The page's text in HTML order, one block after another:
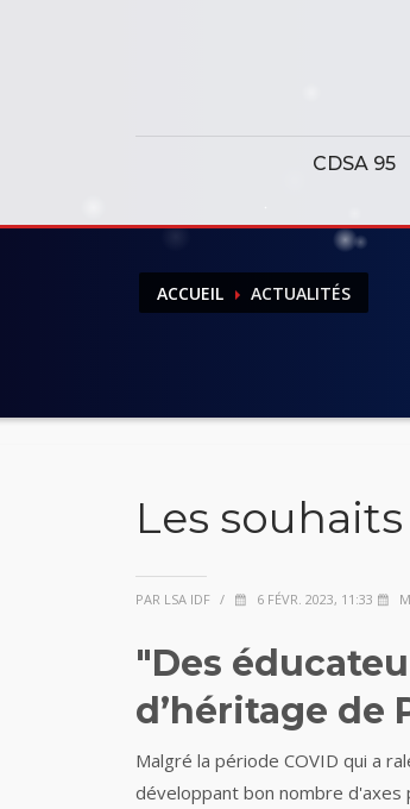
CDSA 95
ACCUEIL ACTUALITÉS
Les
PAR LSA IDF / 6 FÉVR. 2023, 11:33
"Des
d’héritage de
Malgré la période COVID qui a
développant bon nombre d'axes